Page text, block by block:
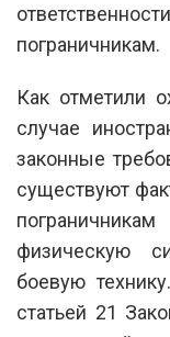
пограничникам.
Как отметили
случае
законные
существуют
физическую
боевую
статьей 21